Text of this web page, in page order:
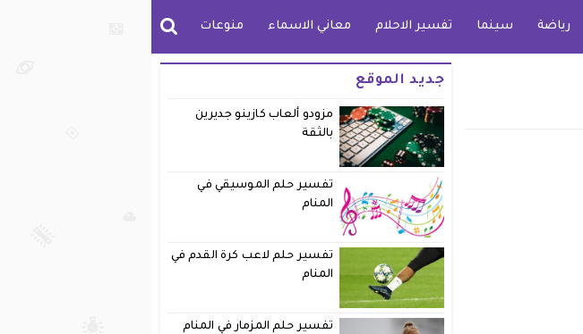
رياضة سينما تفسير الاحلام معاني الاسماء منوعات
جديد الموقع
مزودو ألعاب كازينو جديرين
بالثقة
تفسير حلم الموسيقي في
المنام
تفسير حلم لاعب كرة القدم في
المنام
تفسير حلم المزمار في المنام